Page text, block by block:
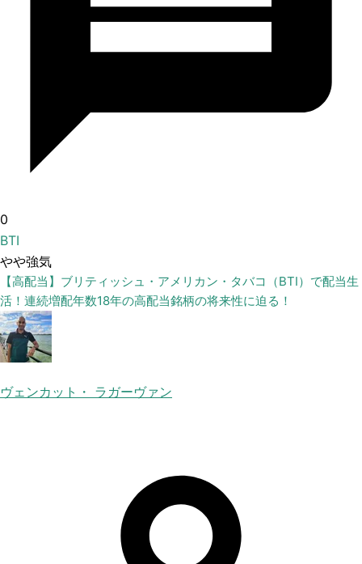
0
BTI
やや強気
【高配当】ブリティッシュ・アメリカン・タバコ（BTI）で配当生
活！連続増配年数18年の高配当銘柄の将来性に迫る！
ヴェンカット・ ラガーヴァン